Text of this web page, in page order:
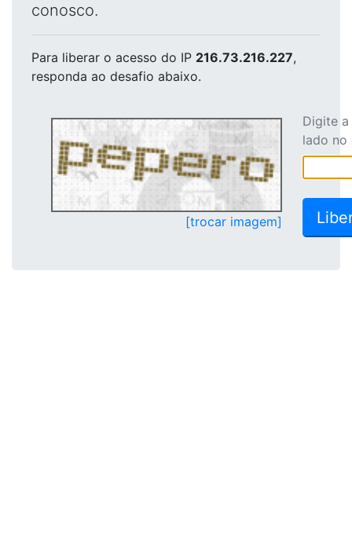
conosco.
Para liberar o acesso do IP 216.73.216.227,
responda ao desafio abaixo.
[trocar imagem]
Digite
lado no